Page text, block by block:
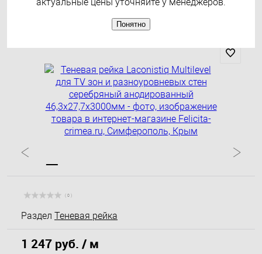
46,3х27,7х3000мм
( 0 )
Раздел Теневая рейка
1 247 руб. / м
Понятно